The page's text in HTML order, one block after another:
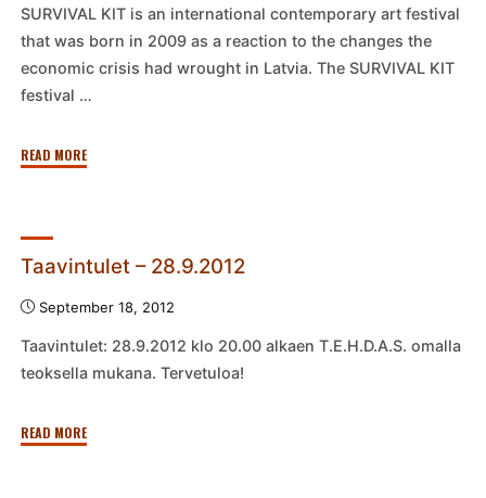
SURVIVAL KIT is an international contemporary art festival
that was born in 2009 as a reaction to the changes the
economic crisis had wrought in Latvia. The SURVIVAL KIT
festival …
READ MORE"Survival
Latvia
Taavintulet – 28.9.2012
September 18, 2012
Taavintulet: 28.9.2012 klo 20.00 alkaen T.E.H.D.A.S. omalla
teoksella mukana. Tervetuloa!
READ MORE"Taavintulet